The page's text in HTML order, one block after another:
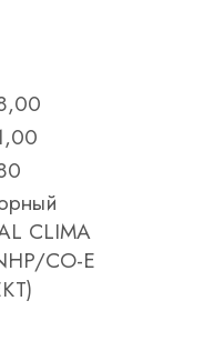
CLIMA
CO-E